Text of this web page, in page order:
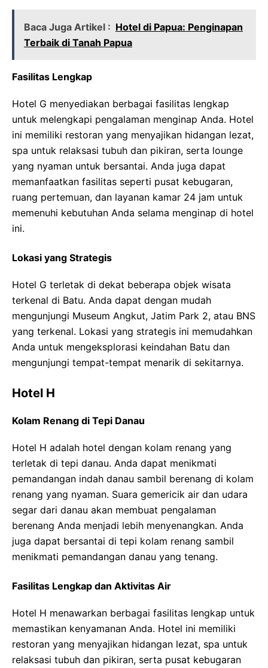
Baca Juga Artikel : Hotel di Papua: Penginapan
Terbaik di Tanah Papua
Fasilitas Lengkap
Hotel G menyediakan berbagai fasilitas lengkap
untuk melengkapi pengalaman menginap Anda. Hotel
ini memiliki restoran yang menyajikan hidangan lezat,
spa untuk relaksasi tubuh dan pikiran, serta lounge
yang nyaman untuk bersantai. Anda juga dapat
memanfaatkan fasilitas seperti pusat kebugaran,
ruang pertemuan, dan layanan kamar 24 jam untuk
memenuhi kebutuhan Anda selama menginap di hotel
ini.
Lokasi yang Strategis
Hotel G terletak di dekat beberapa objek wisata
terkenal di Batu. Anda dapat dengan mudah
mengunjungi Museum Angkut, Jatim Park 2, atau BNS
yang terkenal. Lokasi yang strategis ini memudahkan
Anda untuk mengeksplorasi keindahan Batu dan
mengunjungi tempat-tempat menarik di sekitarnya.
Hotel H
Kolam Renang di Tepi Danau
Hotel H adalah hotel dengan kolam renang yang
terletak di tepi danau. Anda dapat menikmati
pemandangan indah danau sambil berenang di kolam
renang yang nyaman. Suara gemericik air dan udara
segar dari danau akan membuat pengalaman
berenang Anda menjadi lebih menyenangkan. Anda
juga dapat bersantai di tepi kolam renang sambil
menikmati pemandangan danau yang tenang.
Fasilitas Lengkap dan Aktivitas Air
Hotel H menawarkan berbagai fasilitas lengkap untuk
memastikan kenyamanan Anda. Hotel ini memiliki
restoran yang menyajikan hidangan lezat, spa untuk
relaksasi tubuh dan pikiran, serta pusat kebugaran